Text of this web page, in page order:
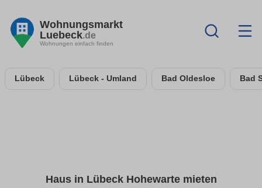
Wohnungsmarkt
Luebeck.de
Wohnungen einfach finden
Lübeck Lübeck - Umland Bad Oldesloe Bad
Haus in Lübeck Hohewarte mieten